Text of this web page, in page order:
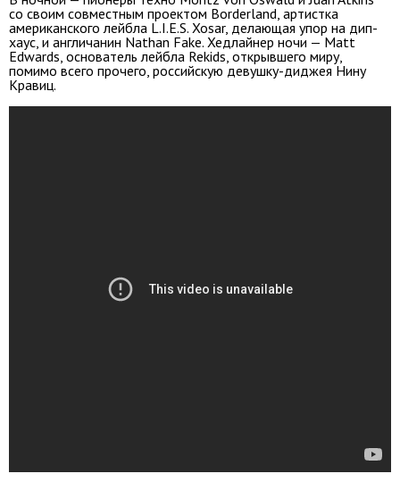
со своим совместным проектом Borderland, артистка
американского лейбла L.I.E.S. Xosar, делающая упор на дип-
хаус, и англичанин Nathan Fake. Хедлайнер ночи — Matt
Edwards, основатель лейбла Rekids, открывшего миру,
помимо всего прочего, российскую девушку-диджея Нину
Кравиц.